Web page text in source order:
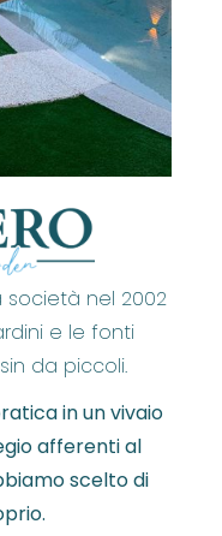
nel 2002
e le fonti
da piccoli.
in un vivaio
afferenti al
scelto di